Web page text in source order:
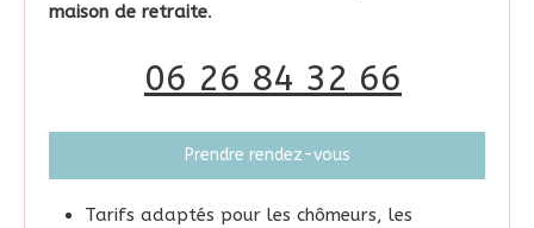
maison de retraite.
06 26 84 32 66
Prendre rendez-vous
Tarifs adaptés pour les chômeurs, les